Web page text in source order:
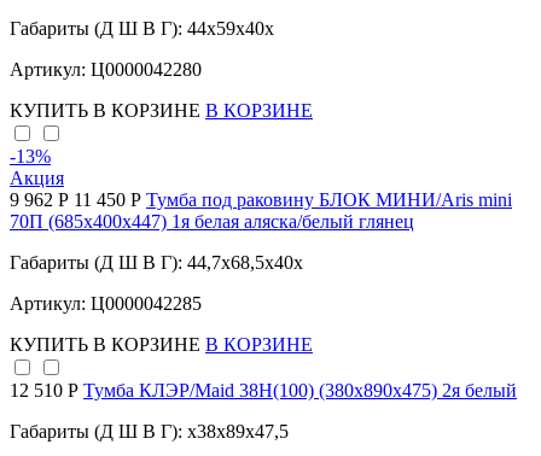
Габариты (Д Ш В Г): 44x59x40x
Артикул: Ц0000042280
КУПИТЬ В КОРЗИНЕ В КОРЗИНЕ
-13%
Акция
9 962 Р 11 450 Р Тумба под раковину БЛОК МИНИ/Aris mini
70П (685х400х447) 1я белая аляска/белый глянец
Габариты (Д Ш В Г): 44,7x68,5x40x
Артикул: Ц0000042285
КУПИТЬ В КОРЗИНЕ В КОРЗИНЕ
12 510 Р Тумба КЛЭР/Maid 38Н(100) (380х890х475) 2я белый
Габариты (Д Ш В Г): x38x89x47,5